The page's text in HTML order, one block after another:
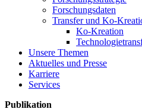
Forschungsdaten
Transfer und Ko-
Ko-Kreation
Unsere Themen
Aktuelles und Presse
Karriere
Services
Publikation